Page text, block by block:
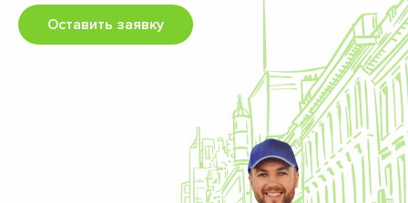
Оставить заявку